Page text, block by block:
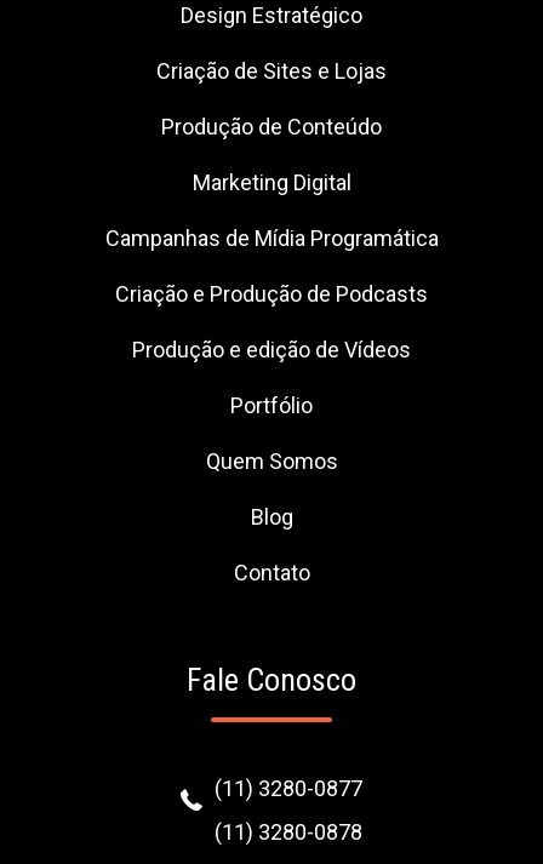
Design Estratégico
Criação de Sites e Lojas
Produção de Conteúdo
Marketing Digital
Campanhas de Mídia Programática
Criação e Produção de Podcasts
Produção e edição de Vídeos
Portfólio
Quem Somos
Blog
Contato
Fale Conosco
(11) 3280-0877
(11) 3280-0878